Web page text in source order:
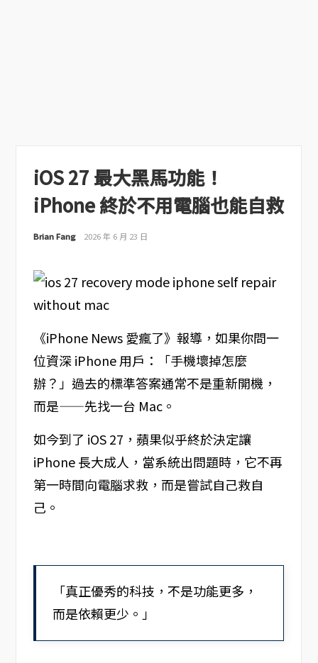
iOS 27 最大黑馬功能！
iPhone 終於不用電腦也能自救
Brian Fang 2026 年 6 月 23 日
《iPhone News 愛瘋了》報導，如果你問一
位資深 iPhone 用戶：「手機壞掉怎麼
辦？」過去的標準答案通常不是重新開機，
而是——先找一台 Mac。
如今到了 iOS 27，蘋果似乎終於決定讓
iPhone 長大成人，當系統出問題時，它不再
第一時間向電腦求救，而是嘗試自己救自
己。
「真正優秀的科技，不是功能更多，
而是依賴更少。」